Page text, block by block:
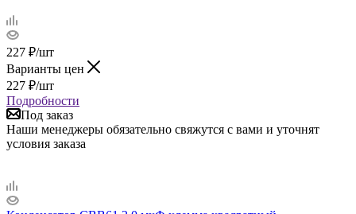
227 ₽/шт
Варианты цен
227 ₽/шт
Подробности
Под заказ
Наши менеджеры обязательно свяжутся с вами и уточнят
условия заказа